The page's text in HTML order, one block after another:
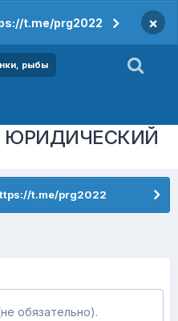
t.me/prg2022 ×
рыбы
ЮРИДИЧЕСКИЙ
t.me/prg2022
обязательно).